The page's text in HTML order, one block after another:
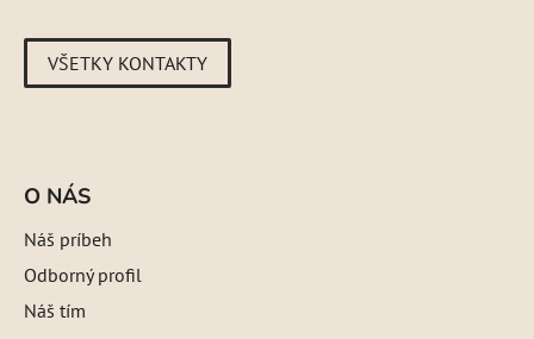
VŠETKY KONTAKTY
O NÁS
Náš príbeh
Odborný profil
Náš tím